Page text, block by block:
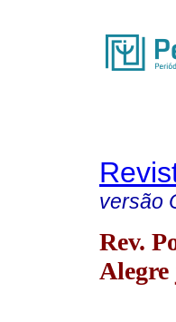
versão
Rev.